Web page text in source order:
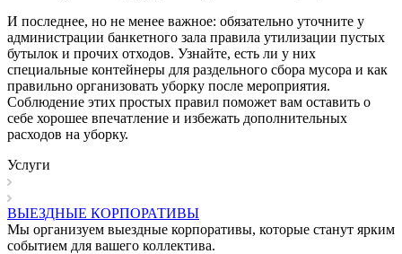
И последнее, но не менее важное: обязательно уточните у
администрации банкетного зала правила утилизации пустых
бутылок и прочих отходов. Узнайте, есть ли у них
специальные контейнеры для раздельного сбора мусора и как
правильно организовать уборку после мероприятия.
Соблюдение этих простых правил поможет вам оставить о
себе хорошее впечатление и избежать дополнительных
расходов на уборку.
Услуги
ВЫЕЗДНЫЕ КОРПОРАТИВЫ
Мы организуем выездные корпоративы, которые станут ярким
событием для вашего коллектива.